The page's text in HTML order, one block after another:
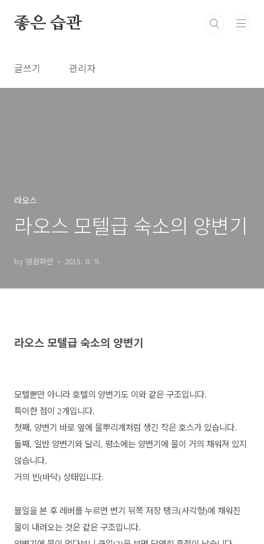
좋은 습관
글쓰기 관리자
라오스
라오스 모텔급 숙소의 양변기
by 영원파란 2015. 8. 9.
라오스 모텔급 숙소의 양변기
모텔뿐만 아니라 호텔의 양변기도 이와 같은 구조입니다.
특이한 점이 2개입니다.
첫째, 양변기 바로 옆에 물뿌리개처럼 생긴 작은 호스가 있습니다.
둘째, 일반 양변기와 달리, 평소에는 양변기에 물이 거의 채워져 있지
않습니다.
거의 빈(바닥) 상태입니다.
볼일을 본 후 레버를 누르면 변기 뒤쪽 저장 탱크(사각형)에 채워진
물이 내려오는 것은 같은 구조입니다.